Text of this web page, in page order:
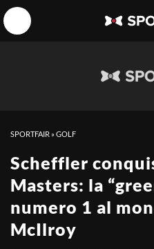
SPORTFAIR »GOLF
Scheffler
Masters: la
numero 1 al
McIlroy